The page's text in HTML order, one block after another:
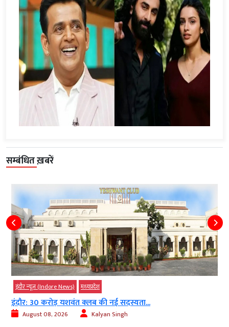
सम्बंधित ख़बरें
इंदौर न्यूज़ (Indore News) मध्‍यप्रदेश
इंदौर: 30 करोड़ यशवंत क्लब की नई सदस्यता...
August 08, 2026 Kalyan Singh